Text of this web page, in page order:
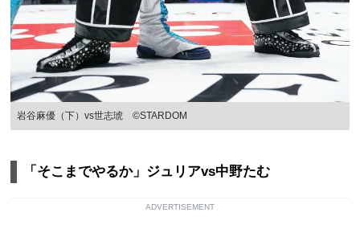
岩谷麻優（下）vs世志琥 ©STARDOM
「そこまでやるか」ジュリアvs中野たむ
ADVERTISEMENT